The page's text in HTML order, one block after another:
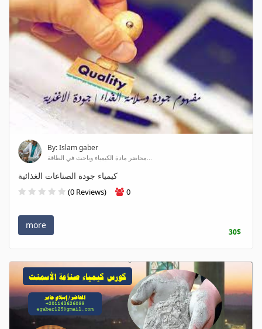
By: Islam gaber
محاضر مادة الكيمياء وباحث في الطاقة...
كيمياء جودة الصناعات الغذائية
(0 Reviews) 0
more
30$